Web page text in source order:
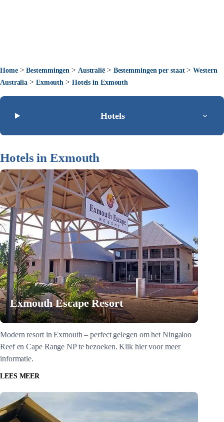
Home>Bestemmingen > Australië> Bestemmingen per staat>Western
Australia > Exmouth > Hotels in Exmouth
Hotels
Hotels in Exmouth
Exmouth Escape Resort
Modern resort in Exmouth – perfect gelegen om het Ningaloo
Reef en Cape Range NP te bezoeken. Klik hier voor meer
informatie.
LEES MEER